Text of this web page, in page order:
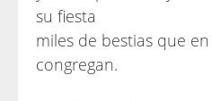
su fiesta
miles de bestias que
congregan.